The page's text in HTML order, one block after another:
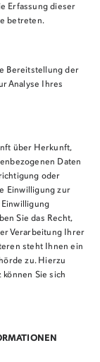
Erfassung dieser
betreten.
Bereitstellung der
Analyse Ihres
über Herkunft,
Daten
oder
Einwilligung zur
Sie das Recht,
Verarbeitung Ihrer
steht Ihnen ein
zu. Hierzu
Sie sich